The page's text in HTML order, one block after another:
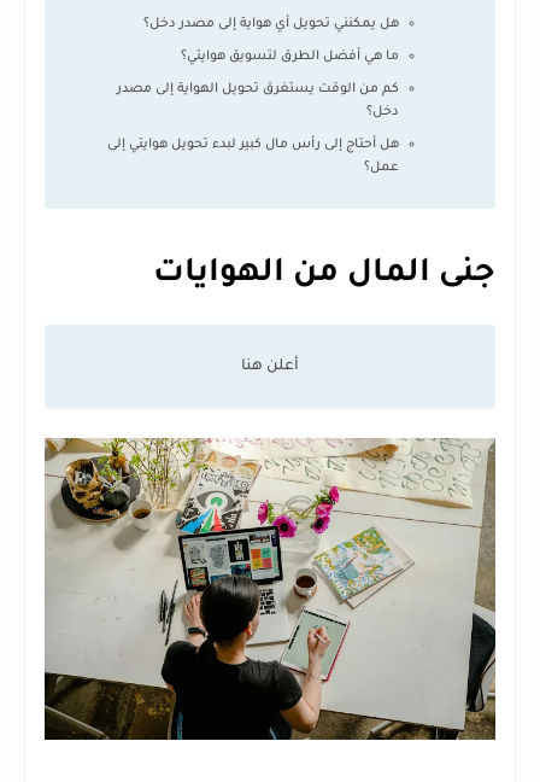
هل يمكنني تحويل أي هواية إلى مصدر دخل؟
ما هي أفضل الطرق لتسويق هوايتي؟
كم من الوقت يستغرق تحويل الهواية إلى مصدر
دخل؟
هل أحتاج إلى رأس مال كبير لبدء تحويل هوايتي إلى
عمل؟
جنى المال من الهوايات